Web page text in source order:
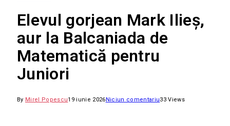
Elevul gorjean Mark Ilieș,
aur la Balcaniada de
Matematică pentru
Juniori
By Mirel Popescu19 iunie 2026Niciun comentariu33Views